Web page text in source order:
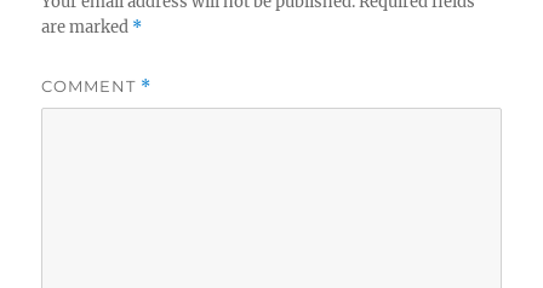
are marked *
COMMENT *